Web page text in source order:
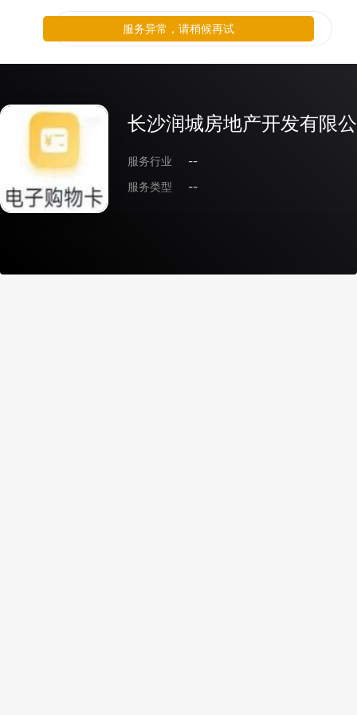
长沙润城房地产开发有限
服务行业
--
服务类型
--
服务异常，请稍候再试